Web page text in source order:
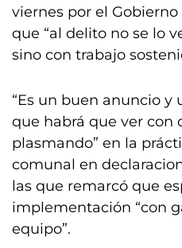
viernes por el
que “al delito no se lo
sino con trabajo
“Es un buen anuncio
que habrá que ver con
plasmando” en la
comunal en
las que remarcó que
implementación “con
equipo”.